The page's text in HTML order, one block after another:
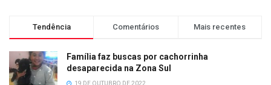
Tendência Comentários Mais recentes
Família faz buscas por cachorrinha
desaparecida na Zona Sul
19 DE OUTUBRO DE 2022